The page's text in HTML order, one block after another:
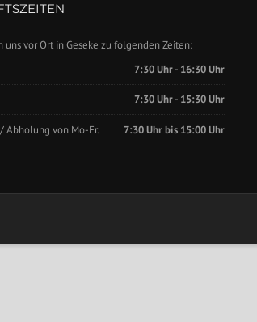
uns vor Ort in Geseke zu folgenden Zeiten:
7:30 Uhr - 16:30 Uhr
7:30 Uhr - 15:30 Uhr
Abholung von Mo-Fr. 7:30 Uhr bis 15:00 Uhr